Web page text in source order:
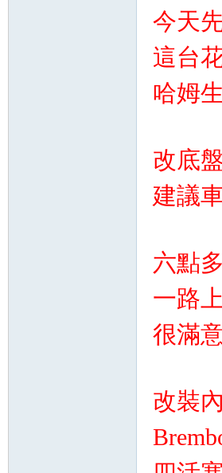
今天
這台
哈姆
改底
建議
六點
一路
很滿意
改裝